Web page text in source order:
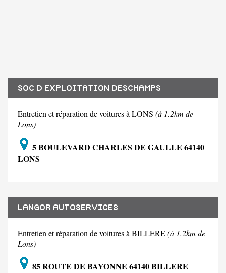
SOC D EXPLOITATION DESCHAMPS
Entretien et réparation de voitures à LONS (à 1.2km de
Lons)
5 BOULEVARD CHARLES DE GAULLE 64140
LONS
LANGOR AUTOSERVICES
Entretien et réparation de voitures à BILLERE(à 1.2km de
Lons)
85 ROUTE DE BAYONNE 64140 BILLERE